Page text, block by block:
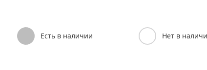
Есть в наличии Нет в